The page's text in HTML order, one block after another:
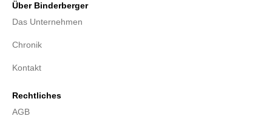
Über Binderberger
Das Unternehmen
Chronik
Kontakt
Rechtliches
AGB